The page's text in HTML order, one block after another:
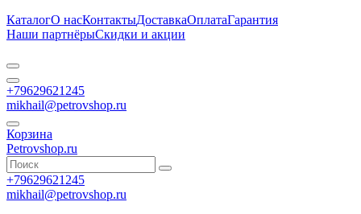
КаталогО насКонтактыДоставкаОплатаГарантия
Наши партнёрыСкидки и акции
+79629621245
mikhail@petrovshop.ru
Корзина
Petrovshop.ru
+79629621245
mikhail@petrovshop.ru